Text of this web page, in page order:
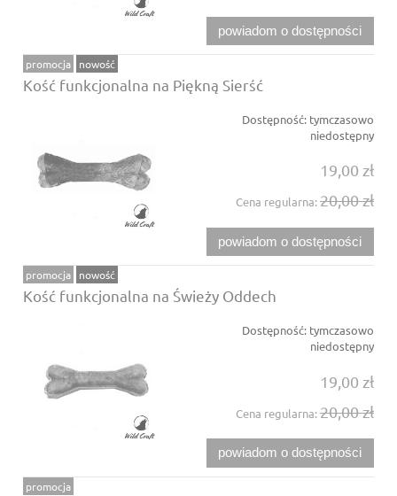
powiadom o dostępności
Kość funkcjonalna na Piękną Sierść
Dostępność: tymczasowo
niedostępny
19,00 zł
Cena regularna:20,00 zł
powiadom o dostępności
promocja nowość
Kość funkcjonalna na Świeży Oddech
Dostępność: tymczasowo
niedostępny
19,00 zł
Cena regularna:20,00 zł
powiadom o dostępności
promocja nowość
promocja